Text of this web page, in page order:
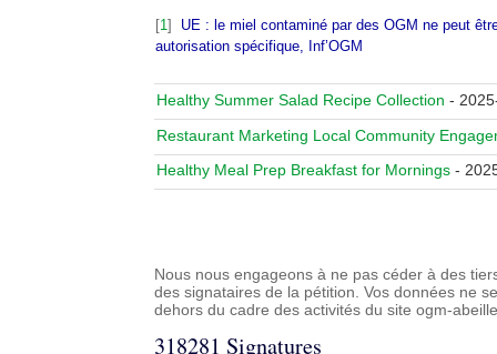
[1] UE : le miel contaminé par des OGM ne peut
autorisation spécifique, Inf’OGM
Healthy Summer Salad Recipe Collection -
Restaurant Marketing Local Community
Healthy Meal Prep Breakfast for Mornings -
Nous nous engageons à ne pas céder à des
des signataires de la pétition. Vos données ne
dehors du cadre des activités du site ogm-
318281 Signatures